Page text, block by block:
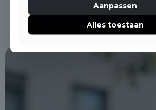
Aanpassen
Alles toestaan